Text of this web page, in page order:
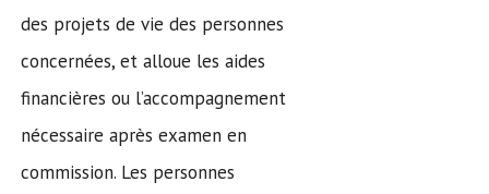
des projets de vie des personnes
concernées, et alloue les aides
financières ou l’accompagnement
nécessaire après examen en
commission. Les personnes